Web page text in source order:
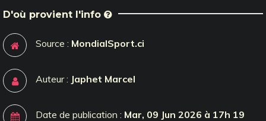
D'où provient l'info
Source : MondialSport.ci
Auteur : Japhet Marcel
Date de publication : Mar, 09 Jun 2026 à 17h 19